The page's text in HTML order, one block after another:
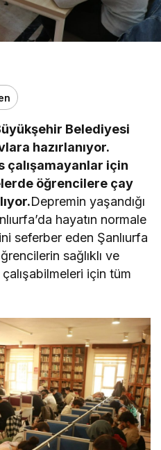
Belediyesi
hazırlanıyor.
çalışamayanlar için
öğrencilere çay
Depremin yaşandığı
hayatın normale
seferber eden Şanlıurfa
sağlıklı ve
için tüm